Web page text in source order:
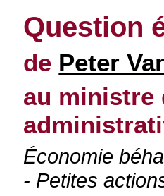
Question
de Peter
au ministre
Économie
- Petites